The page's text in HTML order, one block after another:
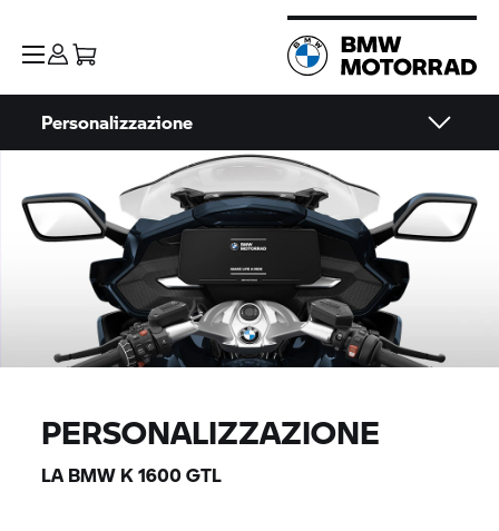
Personalizzazione
PERSONALIZZAZIONE
LA BMW K 1600 GTL